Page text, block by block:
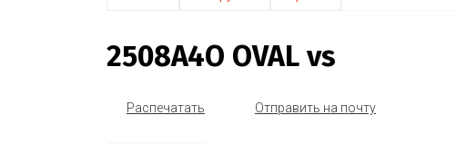
2508A4O OVAL vs
Распечатать Отправить на почту